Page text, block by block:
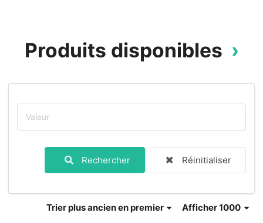
Produits disponibles
Rechercher Réinitialiser
Afficher 1000
Trierplus ancien en premier